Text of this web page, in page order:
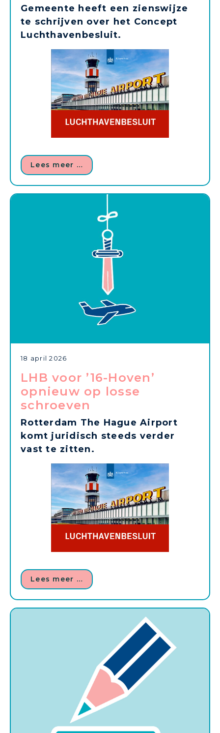
Gemeente heeft een zienswijze
te schrijven over het Concept
Luchthavenbesluit.
Lees meer …
18 april 2026
LHB voor ’16-Hoven’
opnieuw op losse
schroeven
Rotterdam The Hague Airport
komt juridisch steeds verder
vast te zitten.
Lees meer …